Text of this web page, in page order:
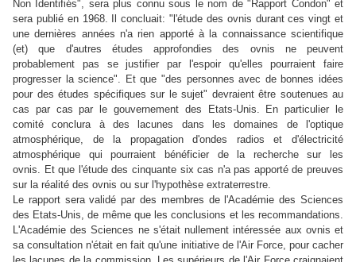
Non Identifiés", sera plus connu sous le nom de "Rapport Condon" et
sera publié en 1968. Il concluait: "l'étude des ovnis durant ces vingt et
une dernières années n'a rien apporté à la connaissance scientifique
(et) que d'autres études approfondies des ovnis ne peuvent
probablement pas se justifier par l'espoir qu'elles pourraient faire
progresser la science". Et que "des personnes avec de bonnes idées
pour des études spécifiques sur le sujet" devraient être soutenues au
cas par cas par le gouvernement des Etats-Unis. En particulier le
comité conclura à des lacunes dans les domaines de l'optique
atmosphérique, de la propagation d'ondes radios et d'électricité
atmosphérique qui pourraient bénéficier de la recherche sur les
ovnis. Et que l'étude des cinquante six cas n'a pas apporté de preuves
sur la réalité des ovnis ou sur l'hypothèse extraterrestre.
Le rapport sera validé par des membres de l'Académie des Sciences
des Etats-Unis, de même que les conclusions et les recommandations.
L'Académie des Sciences ne s'était nullement intéressée aux ovnis et
sa consultation n'était en fait qu'une initiative de l'Air Force, pour cacher